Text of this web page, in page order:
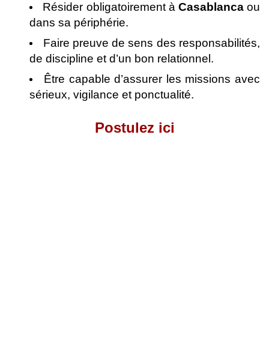
Résider obligatoirement à Casablancaou
dans sa périphérie.
Faire preuve de sens des responsabilités,
de discipline et d’un bon relationnel.
Être capable d’assurer les missions avec
sérieux, vigilance et ponctualité.
Postulez ici